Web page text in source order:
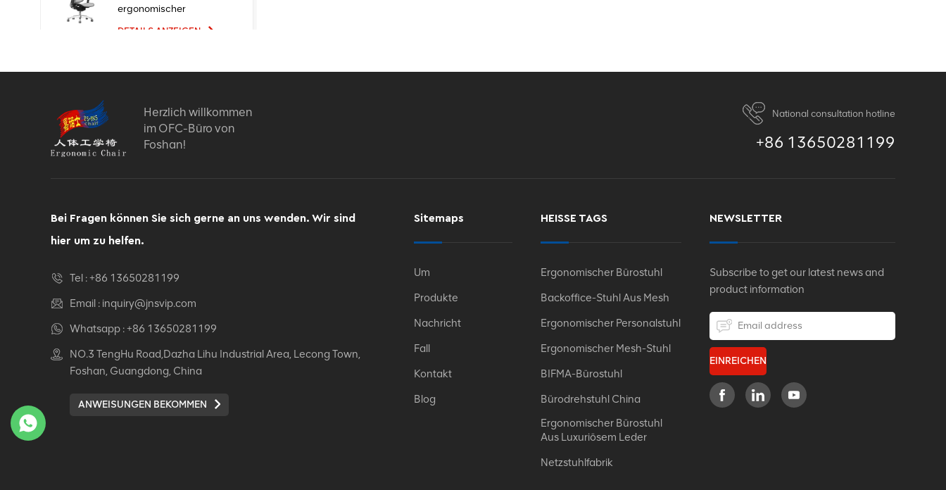
ergonomischer
Chefsessel mit Mesh-
DETAILS ANZEIGEN
Ergonomische
Design und hoher
DETAILS ANZEIGEN
Bürostuhl
DETAILS ANZEIGEN
Lederstuhl Auding:
Ultimate Komfort für
Büro- und
Hausgebrauch
Auding Ergonomischer
Lederstuhl: Stilvolle
ganzen Tag Komfort
Herzlich willkommen
im OFC-Büro von
Foshan!
National consultation hotline
+86 13650281199
Bei Fragen können Sie sich gerne an uns wenden. Wir sind
hier um zu helfen.
Tel :+86 13650281199
Email : inquiry@jnsvip.com
Whatsapp :+86 13650281199
NO.3 TengHu Road,Dazha Lihu Industrial Area, Lecong Town,
Foshan, Guangdong, China
ANWEISUNGEN BEKOMMEN
Sitemaps
Um
Produkte
Nachricht
Fall
Kontakt
Blog
HEISSE TAGS
Ergonomischer Bürostuhl
Backoffice-Stuhl Aus Mesh
Ergonomischer Personalstuhl
Ergonomischer Mesh-Stuhl
BIFMA-Bürostuhl
Bürodrehstuhl China
Ergonomischer Bürostuhl
Aus Luxuriösem Leder
Netzstuhlfabrik
NEWSLETTER
Subscribe to get our latest news and
product information
EINREICHEN